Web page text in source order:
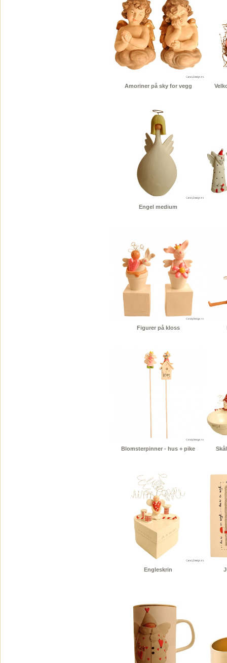
Amoriner på sky for vegg
Engel medium
Figurer på kloss
Blomsterpinner - hus + pike
Engleskrin